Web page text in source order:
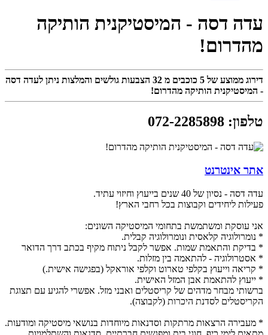
עדה דסה - המיסטיקנית הותיקה
מהדרום!
דירוג ממוצע של 5 כוכבים מ 32 הצבעות גולשים והמלצות ניתן לעדה דסה
- המיסטיקנית הותיקה מהדרום!
טלפון:
072-2285898
אתר אינטרנט
עדה דסה - נסיון של 40 שנים בייעוץ וחיזוי עתיד.
פעילות ליחידים וקבוצות בכל רחבי הארץ!
אני עוסקת ומשתמשת בתחומי המיסטיקה השונים:
* נומרולוגיה קלאסית ונומרולוגיה קבלית.
* בדיקת והתאמת שמות. אפשר לקבל ניתוח מקיף בכתב דרך הדואר
* אסטרולוגיה - להתאמה בין מזלות.
* קריאה וייעוץ בקלפי טארוט וקלפי אוראקל (בפגישה אישית.)
* ייעוץ להתאמת אבן המזל האישית.
ברשותי מבחר מדהים של קריסטלים ואבני מזל. אפשרי להגיע עם תצוגת
הקריסטלים לסדנת היכרות (לקבוצה).
* מעבירה הרצאות מרתקות וסדנאות מיוחדות בנושאי מיסטיקה ומודעות.